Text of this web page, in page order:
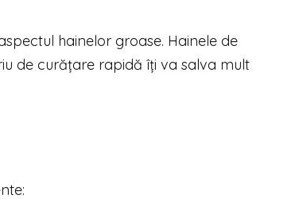
hainelor groase. Hainele de
de curățare rapidă îți va salva mult